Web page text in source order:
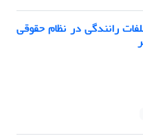
رانندگی در نظام حقوقی